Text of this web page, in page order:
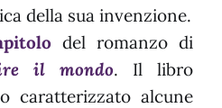
della sua invenzione.
del romanzo di
il mondo. Il libro
caratterizzato alcune